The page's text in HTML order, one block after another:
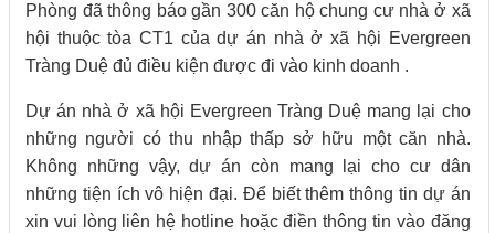
Phòng đã thông báo gần 300 căn hộ chung cư nhà ở xã
hội thuộc tòa CT1 của dự án nhà ở xã hội Evergreen
Tràng Duệ đủ điều kiện được đi vào kinh doanh .
Dự án nhà ở xã hội Evergreen Tràng Duệ mang lại cho
những người có thu nhập thấp sở hữu một căn nhà.
Không những vậy, dự án còn mang lại cho cư dân
những tiện ích vô hiện đại. Để biết thêm thông tin dự án
xin vui lòng liên hệ hotline hoặc điền thông tin vào đăng